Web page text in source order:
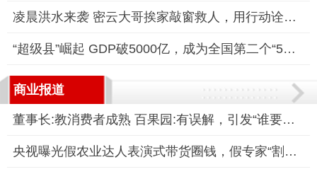
凌晨洪水来袭 密云大哥挨家敲窗救人，用行动诠释了邻里之间的互
“超级县”崛起 GDP破5000亿，成为全国第二个“5000亿县”
商业报道
董事长:教消费者成熟 百果园:有误解，引发“谁要你教育”等质疑
央视曝光假农业达人表演式带货圈钱，假专家“割韭菜”坑农骗局被